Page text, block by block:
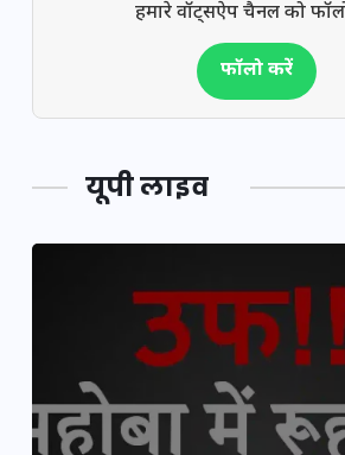
हमारे वॉट्सऐप चैनल को
फॉलो करें
यूपी लाइव